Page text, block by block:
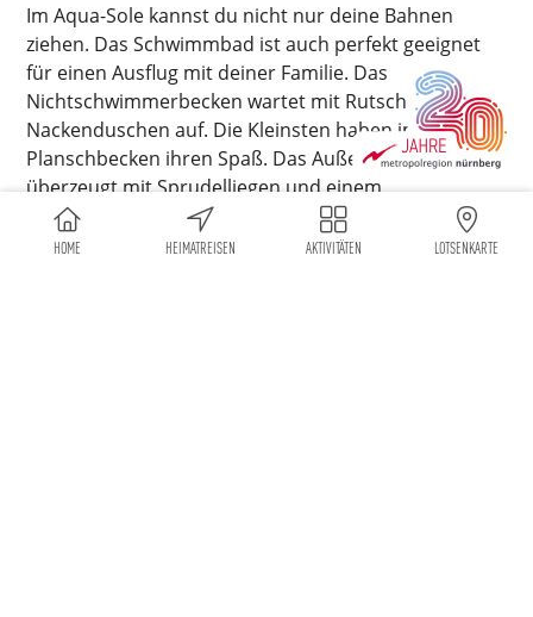
HOME HEIMATREISEN AKTIVITÄTEN LOTSENKARTE
Im Aqua-Sole kannst du nicht nur deine Bahnen
ziehen. Das Schwimmbad ist auch perfekt geeignet
für einen Ausflug mit deiner Familie. Das
Nichtschwimmerbecken wartet mit Rutsche und
Nackenduschen auf. Die Kleinsten haben im
Planschbecken ihren Spaß. Das Außenbecken
überzeugt mit Sprudelliegen und einem
Strömungskanal. Das Wasser ist mit Natursole
angereichert, was sich wohltuend auf die Gesundheit